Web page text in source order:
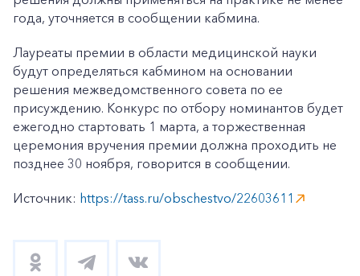
года, уточняется в сообщении кабмина.
Лауреаты премии в области медицинской науки
будут определяться кабмином на основании
решения межведомственного совета по ее
присуждению. Конкурс по отбору номинантов будет
ежегодно стартовать 1 марта, а торжественная
церемония вручения премии должна проходить не
позднее 30 ноября, говорится в сообщении.
Источник: https://tass.ru/obschestvo/22603611